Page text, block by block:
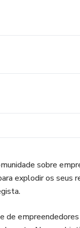
sobre
explodir os seus
de